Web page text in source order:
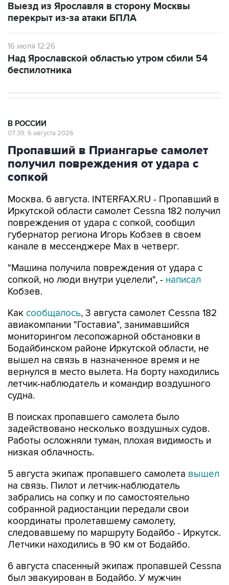
Выезд из Ярославля в сторону Москвы
перекрыт из-за атаки БПЛА
16 июля 12:26
Над Ярославской областью утром сбили 54
беспилотника
В РОССИИ
07:39, 6 августа 2026
Пропавший в Приангарье самолет
получил повреждения от удара с
сопкой
Москва. 6 августа. INTERFAX.RU - Пропавший в
Иркутской области самолет Cessna 182 получил
повреждения от удара с сопкой, сообщил
губернатор региона Игорь Кобзев в своем
канале в мессенджере Мах в четверг.
"Машина получила повреждения от удара с
сопкой, но люди внутри уцелели", - написал
Кобзев.
Как сообщалось, 3 августа самолет Cessna 182
авиакомпании "Гоставиа", занимавшийся
мониторингом лесопожарной обстановки в
Бодайбинском районе Иркутской области, не
вышел на связь в назначенное время и не
вернулся в место вылета. На борту находились
летчик-наблюдатель и командир воздушного
судна.
В поисках пропавшего самолета было
задействовано несколько воздушных судов.
Работы осложняли туман, плохая видимость и
низкая облачность.
5 августа экипаж пропавшего самолета вышел
на связь. Пилот и летчик-наблюдатель
забрались на сопку и по самостоятельно
собранной радиостанции передали свои
координаты пролетавшему самолету,
следовавшему по маршруту Бодайбо - Иркутск.
Летчики находились в 90 км от Бодайбо.
6 августа спасенный экипаж пропавшей Cessna
был эвакуирован в Бодайбо. У мужчин